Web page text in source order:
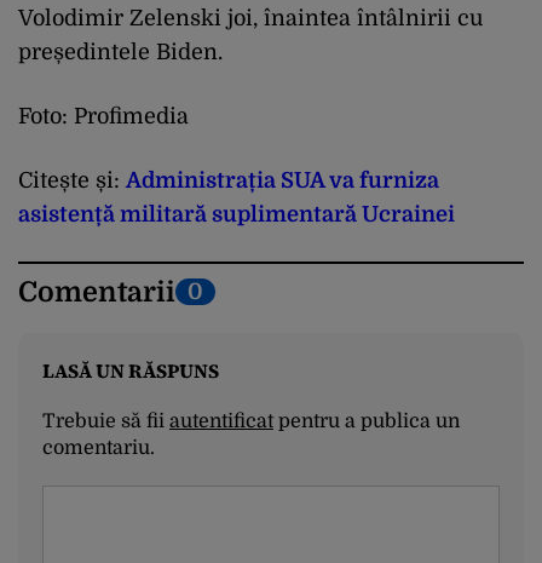
Volodimir Zelenski joi, înaintea întâlnirii cu
președintele Biden.
Foto: Profimedia
Citește și: Administrația SUA va furniza
asistență militară suplimentară Ucrainei
Comentarii 0
LASĂ UN RĂSPUNS
Trebuie să fii autentificatpentru a publica un
comentariu.